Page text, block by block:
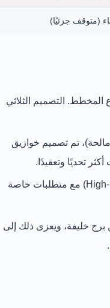
(متوقف جزئيًا)
172 مترًا في الارتفاع المخطط. التصميم الثلاثي
تم تصميم خوازيق
يتطلب كلا البرجين خرسانة عالية الأداء (High-Performance Concrete) مع متطلبات خاصة
برج خليفة، ويعزى ذلك إلى